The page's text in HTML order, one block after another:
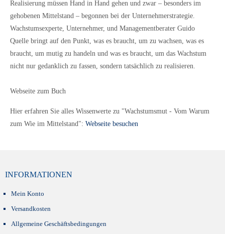
Realisierung müssen Hand in Hand gehen und zwar – besonders im
gehobenen Mittelstand – begonnen bei der Unternehmerstrategie.
Wachstumsexperte, Unternehmer, und Managementberater Guido
Quelle bringt auf den Punkt, was es braucht, um zu wachsen, was es
braucht, um mutig zu handeln und was es braucht, um das Wachstum
nicht nur gedanklich zu fassen, sondern tatsächlich zu realisieren.
Webseite zum Buch
Hier erfahren Sie alles Wissenwerte zu "Wachstumsmut - Vom Warum
zum Wie im Mittelstand": Webseite besuchen
INFORMATIONEN
Mein Konto
Versandkosten
Allgemeine Geschäftsbedingungen